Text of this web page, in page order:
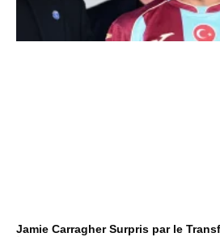
Jamie Carragher Surpris par le